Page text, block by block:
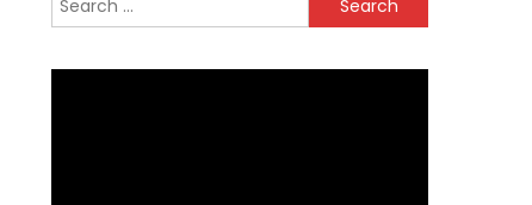
for: